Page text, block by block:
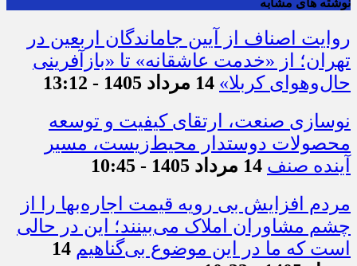
نوشته های مشابه
روایت اصناف از آیین جاماندگان اربعین در
تهران؛ از «خدمت عاشقانه» تا «بازآفرینی
حال‌وهوای کربلا» 14 مرداد 1405 - 13:12
نوسازی صنعت، ارتقای کیفیت و توسعه
محصولات دوستدار محیط‌زیست، مسیر
آینده صنف 14 مرداد 1405 - 10:45
مردم افزایش بی رویه قیمت اجاره‌بها را از
چشم مشاوران املاک می‌بینند؛ این در حالی
است که ما در این موضوع بی‌گناهیم 14